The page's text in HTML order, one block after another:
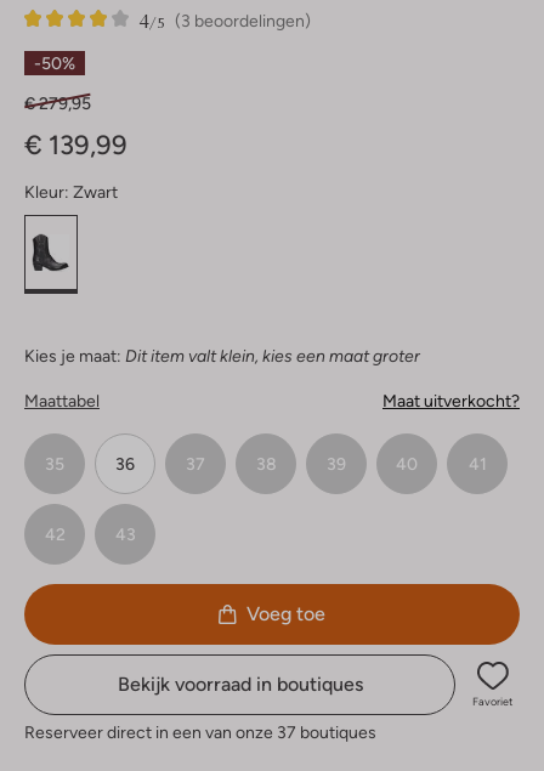
(3 beoordelingen)
4/5
3
4
Sterren
-50%
€ 279,95
€ 139,99
Kleur: Zwart
Kies je maat: Dit item valt klein, kies een maat groter
Maattabel Maat uitverkocht?
35 36 37 38 39 40 41
42 43
Voeg toe
Bekijk voorraad in boutiques
Favoriet
Reserveer direct in een van onze 37 boutiques